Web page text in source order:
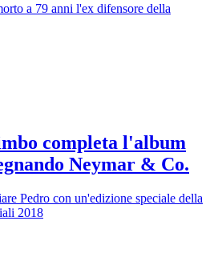
a 79 anni l'ex difensore della
completa l'album
Neymar & Co.
Pedro con un'edizione speciale della
2018